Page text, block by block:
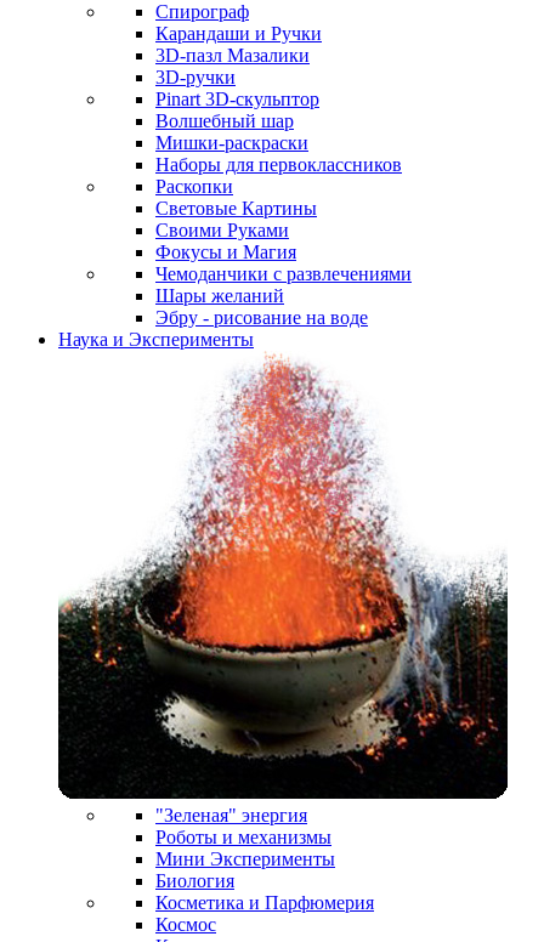
Спирограф
Карандаши и Ручки
3D-пазл Мазалики
3D-ручки
Pinart 3D-скульптор
Волшебный шар
Мишки-раскраски
Наборы для первоклассников
Раскопки
Световые Картины
Своими Руками
Фокусы и Магия
Чемоданчики с развлечениями
Шары желаний
Эбру - рисование на воде
Наука и Эксперименты
"Зеленая" энергия
Роботы и механизмы
Мини Эксперименты
Биология
Косметика и Парфюмерия
Космос